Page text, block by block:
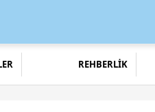
REHBERLİK